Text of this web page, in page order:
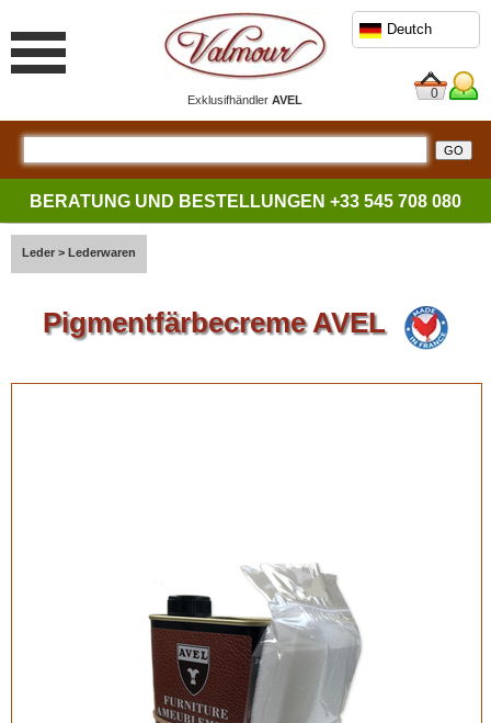
ExklusifhändlerAVEL
Deutch
0
BERATUNG UND BESTELLUNGEN +33 545 708 080
Leder > Lederwaren
Pigmentfärbecreme AVEL